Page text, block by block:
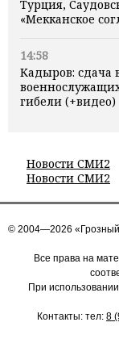
Турция,
«Мекканское
14:58
Кадыров: сдача
гибели (+видео)
Новости СМИ2
Новости СМИ2
© 2004—2026
Все права на
При
Контакты: тел: 8